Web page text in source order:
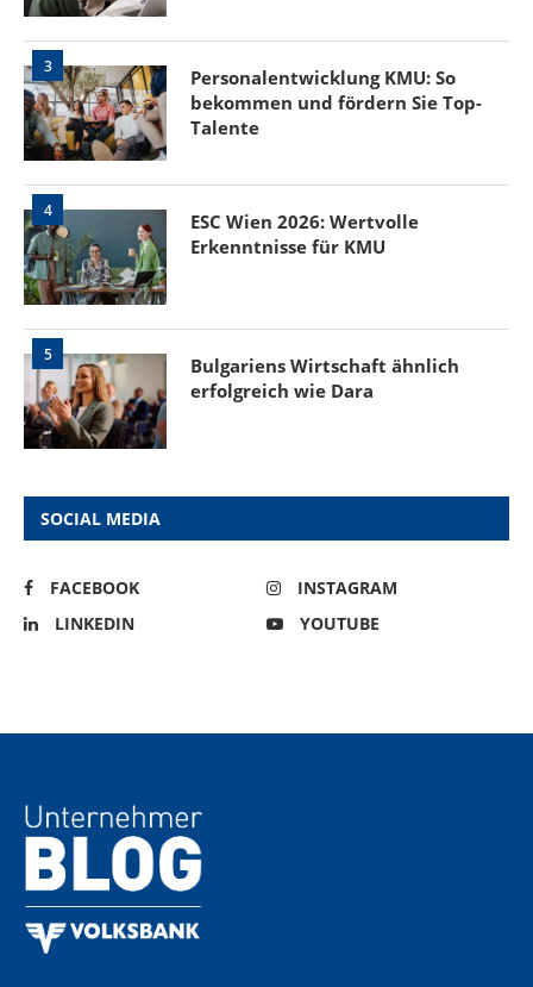
3
Personalentwicklung KMU: So
bekommen und fördern Sie Top-
Talente
4
ESC Wien 2026: Wertvolle
Erkenntnisse für KMU
5
Bulgariens Wirtschaft ähnlich
erfolgreich wie Dara
SOCIAL MEDIA
FACEBOOK
INSTAGRAM
LINKEDIN
YOUTUBE